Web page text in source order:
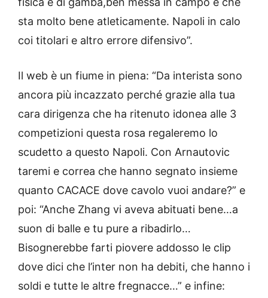
sta molto bene atleticamente. Napoli in calo
coi titolari e altro errore difensivo”.
Il web è un fiume in piena: “Da interista sono
ancora più incazzato perché grazie alla tua
cara dirigenza che ha ritenuto idonea alle 3
competizioni questa rosa regaleremo lo
scudetto a questo Napoli. Con Arnautovic
taremi e correa che hanno segnato insieme
quanto CACACE dove cavolo vuoi andare?” e
poi: “Anche Zhang vi aveva abituati bene…a
suon di balle e tu pure a ribadirlo…
Bisognerebbe farti piovere addosso le clip
dove dici che l’inter non ha debiti, che hanno i
soldi e tutte le altre fregnacce…” e infine: